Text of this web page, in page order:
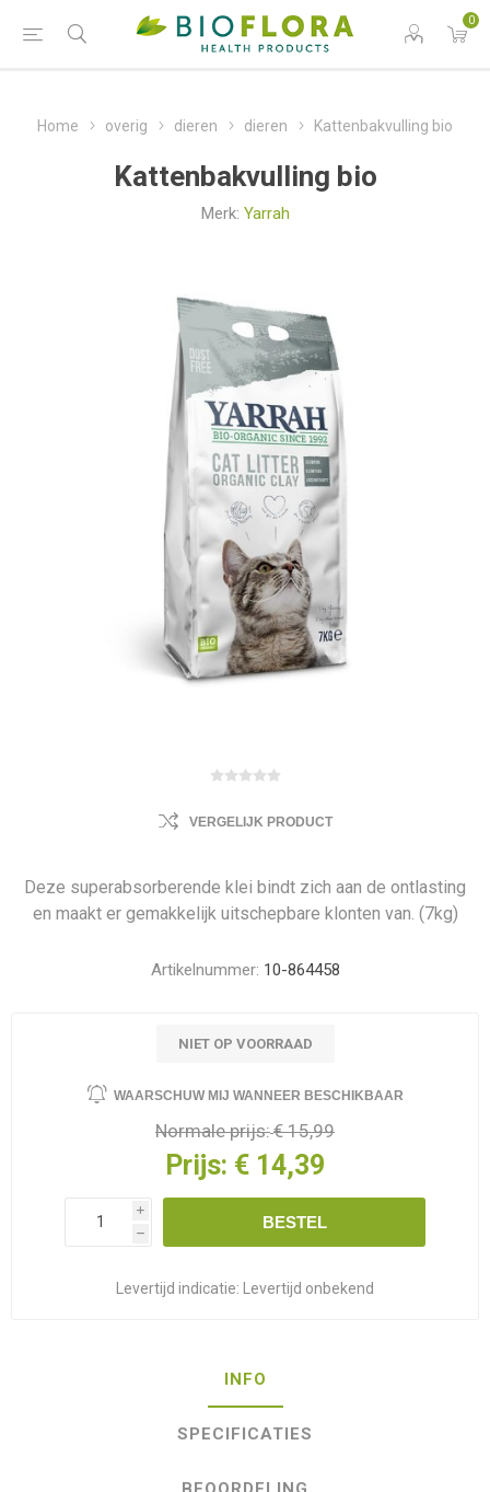
0
Home overig dieren dieren Kattenbakvulling bio
Kattenbakvulling bio
Merk: Yarrah
VERGELIJK PRODUCT
Deze superabsorberende klei bindt zich aan de ontlasting
en maakt er gemakkelijk uitschepbare klonten van. (7kg)
Artikelnummer: 10-864458
NIET OP VOORRAAD
WAARSCHUW MIJ WANNEER BESCHIKBAAR
Normale prijs:€ 15,99
Prijs: € 14,39
i
h
BESTEL
Levertijd indicatie: Levertijd onbekend
INFO
SPECIFICATIES